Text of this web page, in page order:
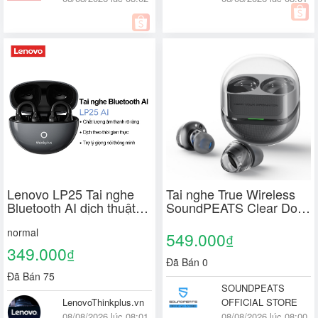
Lenovo LP25 Tai nghe
Bluetooth AI dịch thuật
thời gian thực đa ngôn
ngữ, Âm thanh Hi-Fi, Trợ
lý giọng nói thông minh,
Bluetooth 5.4
normal
349.000₫
Đã Bán 75
LenovoThinkplus.vn
Tai nghe True Wireless
SoundPEATS Clear Dot
Mẽ | Pin 27 Tiếng |
Bluetooth 5.3
549.000₫
Đã Bán 0
SOUNDPEATS
OFFICIAL STORE